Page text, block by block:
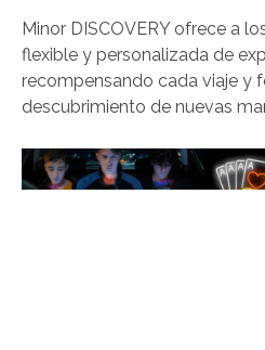
Minor DISCOVERY ofrece a
flexible y personalizada de
recompensando cada viaje y
descubrimiento de nuevas